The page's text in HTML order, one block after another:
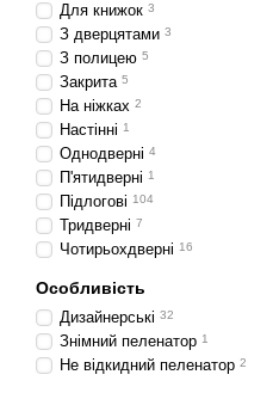
Для книжок 3
З дверцятами 3
З полицею 5
Закрита 5
На ніжках 2
Настінні 1
Однодверні 4
П'ятидверні 1
Підлогові 104
Тридверні 7
Чотирьохдверні 16
Особливість
Дизайнерські 32
Знімний пеленатор 1
Не відкидний пеленатор 2